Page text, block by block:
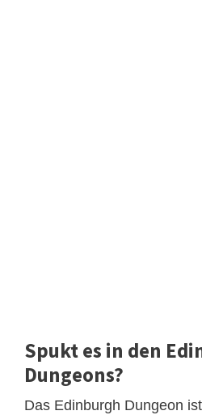
Spukt es in den
Dungeons?
Das Edinburgh Dungeon